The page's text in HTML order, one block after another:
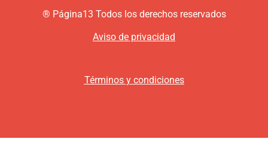
® Página13 Todos los derechos reservados
Aviso de privacidad
Términos y condiciones